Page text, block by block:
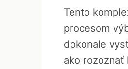
Tento
procesom
dokonale
ako rozoznať